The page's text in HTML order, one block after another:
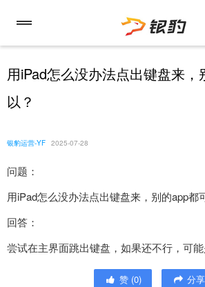
用iPad怎么没办法点出键盘来，
以？
银豹运营-YF 2025-07-28
问题：
用iPad怎么没办法点出键盘来，别的app都
回答：
尝试在主界面跳出键盘，如果还不行，可能
赞 (0) 分享